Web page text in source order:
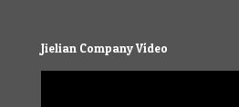
Jielian Company Vídeo